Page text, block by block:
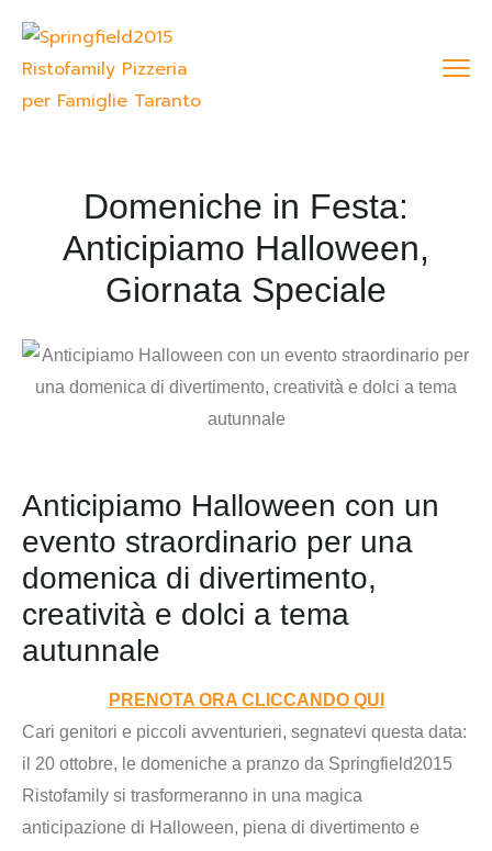
Domeniche in Festa:
Anticipiamo Halloween,
Giornata Speciale
Anticipiamo Halloween con un
evento straordinario per una
domenica di divertimento,
creatività e dolci a tema
autunnale
PRENOTA ORA CLICCANDO QUI
Cari genitori e piccoli avventurieri, segnatevi questa data:
il 20 ottobre, le domeniche a pranzo da Springfield2015
Ristofamily si trasformeranno in una magica
anticipazione di Halloween, piena di divertimento e